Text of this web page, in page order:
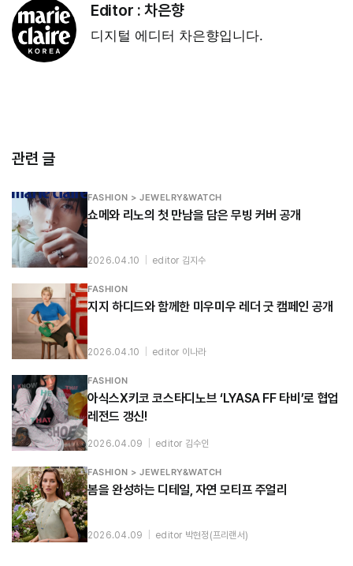
Editor :차은향
디지털 에디터 차은향입니다.
관련 글
FASHION > JEWELRY&WATCH
쇼메와 리노의 첫 만남을 담은 무빙 커버 공개
2026.04.10 editor 김지수
FASHION
지지 하디드와 함께한 미우미우 레더 굿 캠페인 공개
2026.04.10 editor 이나라
FASHION
아식스X키코 코스타디노브 ‘LYASA FF 타비’로 협업
레전드 갱신!
2026.04.09 editor 김수인
FASHION > JEWELRY&WATCH
봄을 완성하는 디테일, 자연 모티프 주얼리
2026.04.09 editor 박현정(프리랜서)